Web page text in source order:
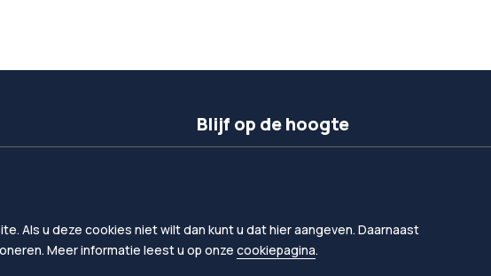
Blijf op de hoogte
Volg ons op linkedIn
Als u deze cookies niet wilt dan kunt u dat hier aangeven. Daarnaast
Meer informatie leest u op onze cookiepagina.